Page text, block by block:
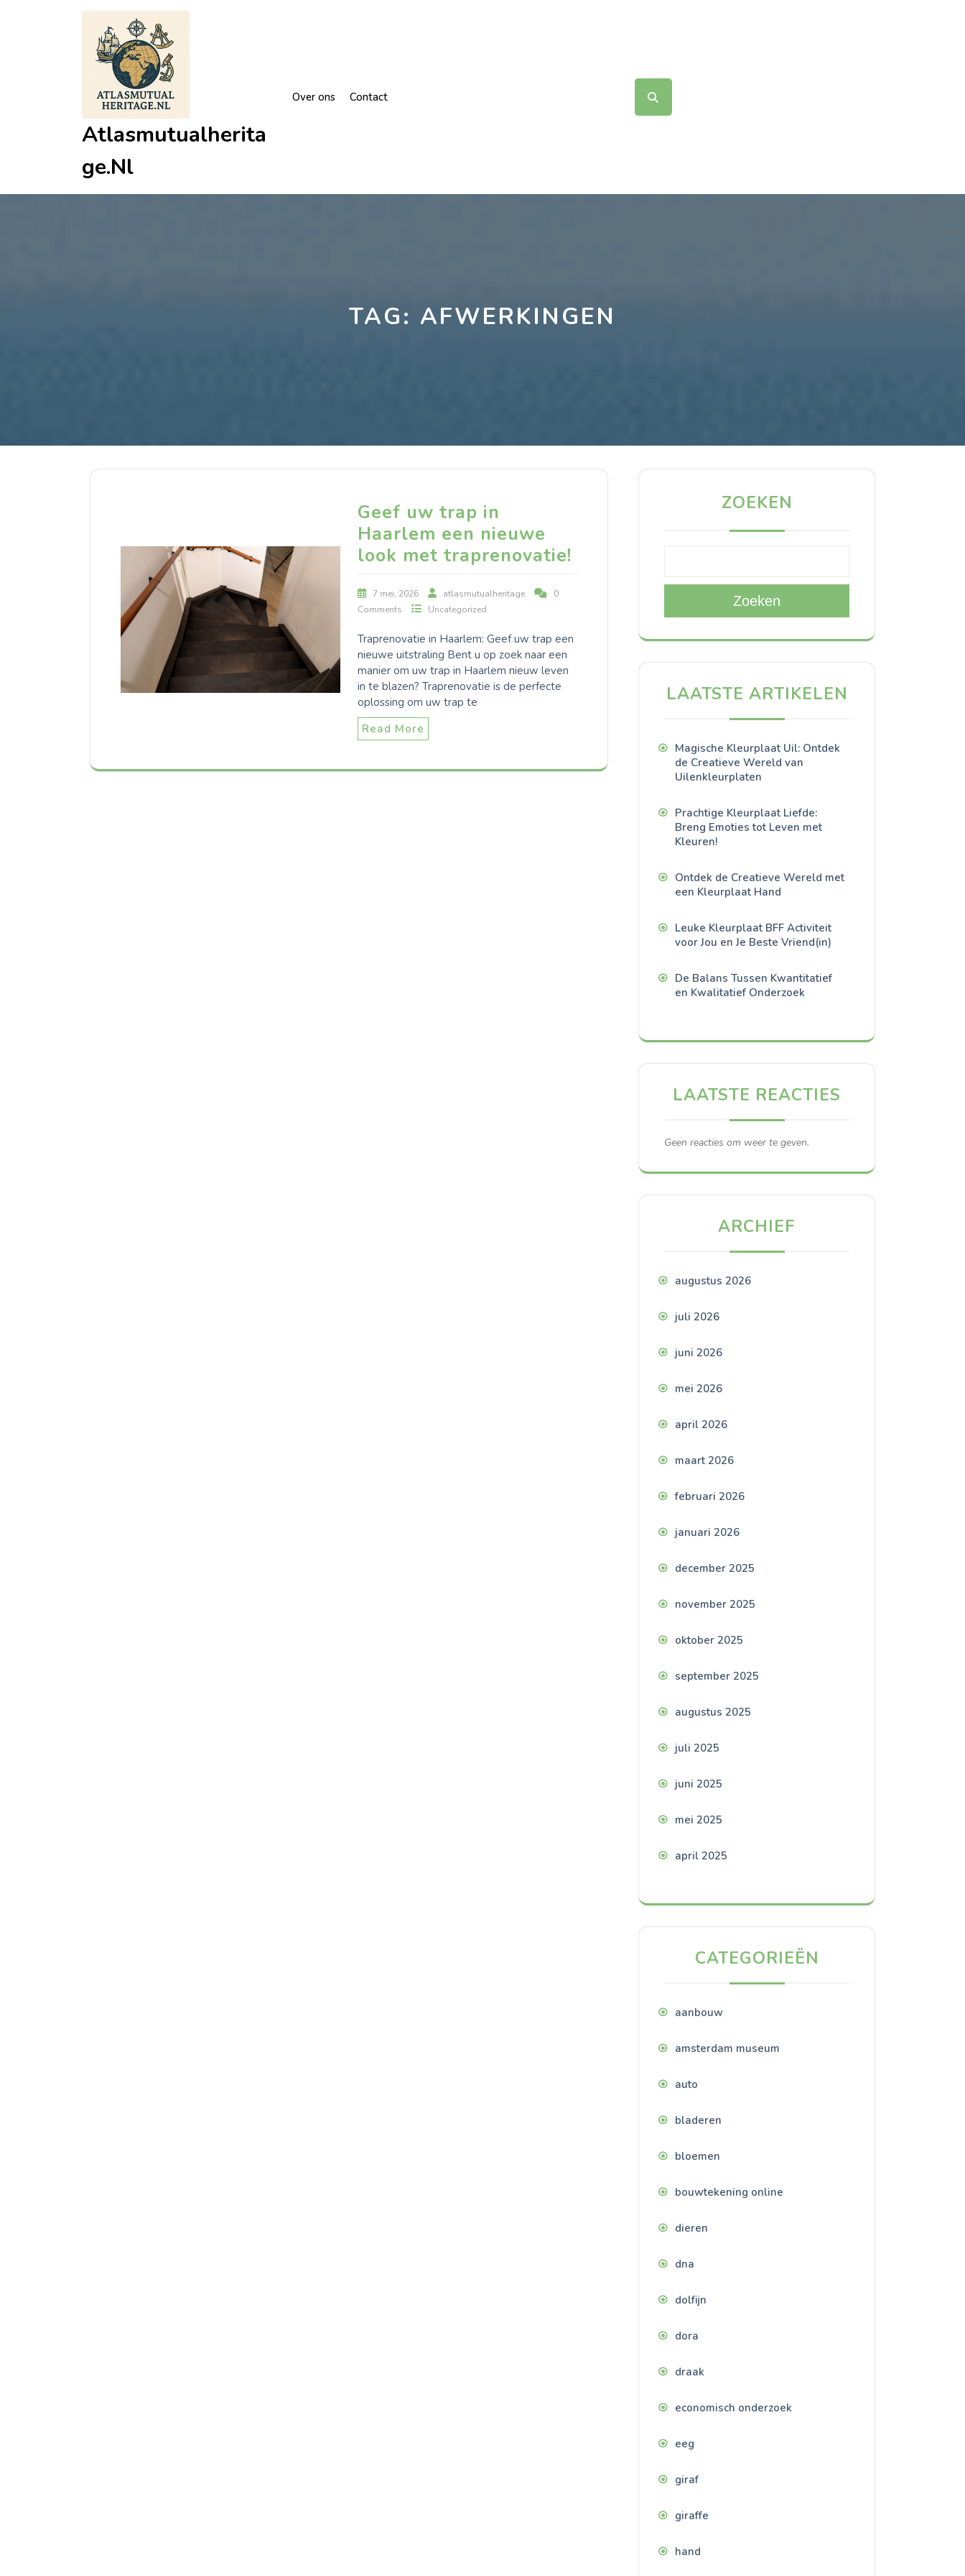
Atlasmutualherita
Ge.nl
Over ons Contact
TAG: AFWERKINGEN
Geef uw trap in
Haarlem een nieuwe
look met traprenovatie!
7 mei, 2026 atlasmutualheritage
0
Comments
Uncategorized
Traprenovatie in Haarlem: Geef uw trap een
nieuwe uitstraling Bent u op zoek naar een
manier om uw trap in Haarlem nieuw leven
in te blazen? Traprenovatie is de perfecte
oplossing om uw trap te
Read More
ZOEKEN
Zoeken
LAATSTE ARTIKELEN
Magische Kleurplaat Uil: Ontdek
de Creatieve Wereld van
Uilenkleurplaten
Prachtige Kleurplaat Liefde:
Breng Emoties tot Leven met
Kleuren!
Ontdek de Creatieve Wereld met
een Kleurplaat Hand
Leuke Kleurplaat BFF Activiteit
voor Jou en Je Beste Vriend(in)
De Balans Tussen Kwantitatief
en Kwalitatief Onderzoek
LAATSTE REACTIES
Geen reacties om weer te geven.
ARCHIEF
augustus 2026
juli 2026
juni 2026
mei 2026
april 2026
maart 2026
februari 2026
januari 2026
december 2025
november 2025
oktober 2025
september 2025
augustus 2025
juli 2025
juni 2025
mei 2025
april 2025
CATEGORIEËN
aanbouw
amsterdam museum
auto
bladeren
bloemen
bouwtekening online
dieren
dna
dolfijn
dora
draak
economisch onderzoek
eeg
giraf
giraffe
hand